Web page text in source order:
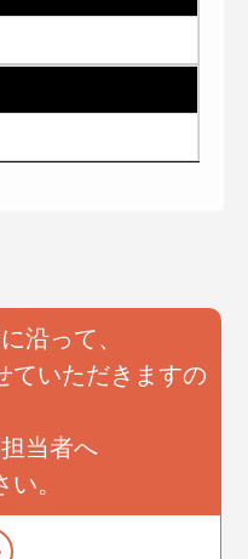
沿って、
ていただきますの
当者へ
。